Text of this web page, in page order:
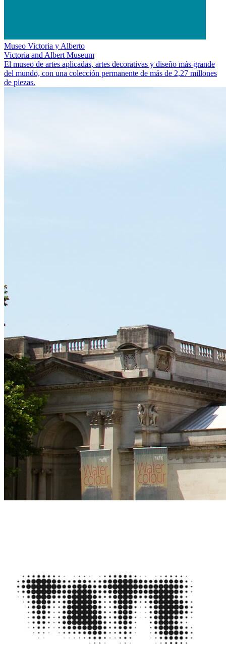
Museo Victoria y Alberto
Victoria and Albert Museum
El museo de artes aplicadas, artes decorativas y diseño más grande
del mundo, con una colección permanente de más de 2,27 millones
de piezas.